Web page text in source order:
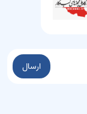
ارسال